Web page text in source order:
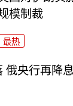
模制裁
最热
俄央行再降息